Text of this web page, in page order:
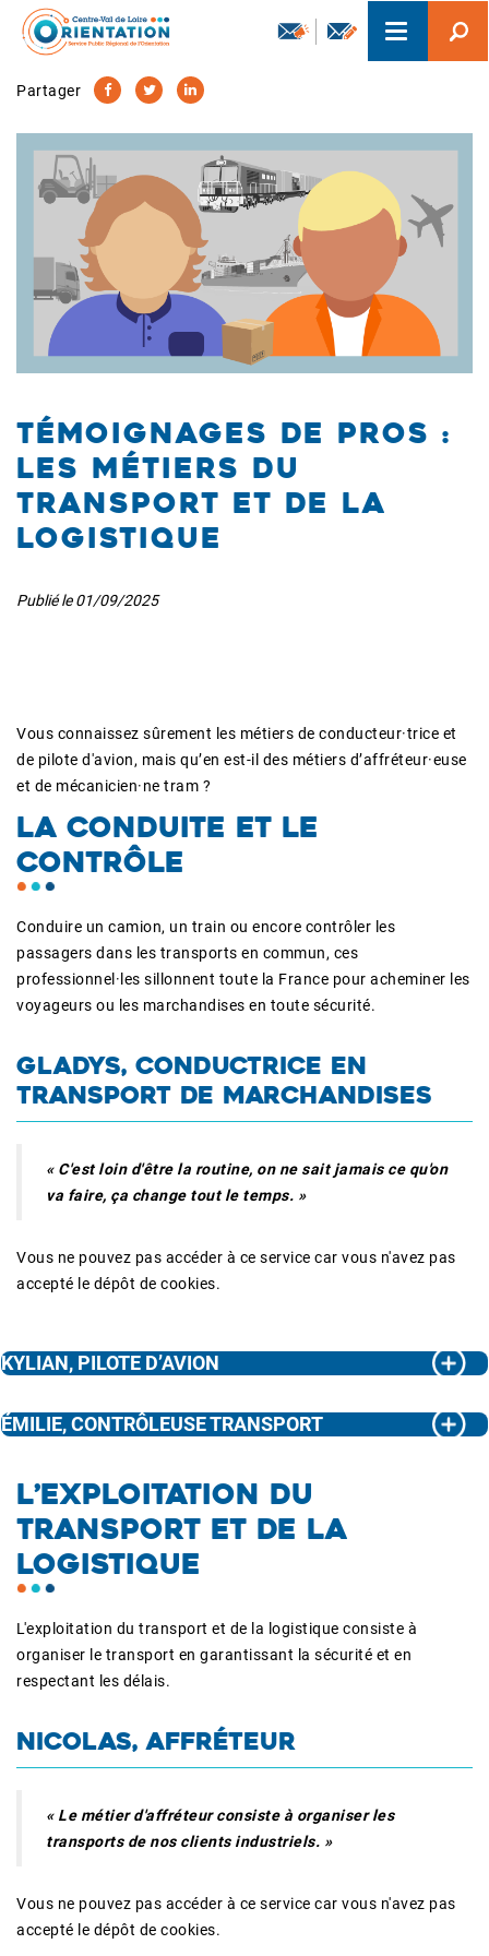
Aller
contenu
principal
Toggle
navigation
Partager
Témoignages de pros :
les métiers du
transport et de la
logistique
Publié le01/09/2025
Vous connaissez sûrement les métiers de conducteur·trice et
de pilote d'avion, mais qu’en est-il des métiers d’affréteur·euse
et de mécanicien·ne tram ?
LA CONDUITE ET LE
CONTRÔLE
Conduire un camion, un train ou encore contrôler les
passagers dans les transports en commun, ces
professionnel·les sillonnent toute la France pour acheminer les
voyageurs ou les marchandises en toute sécurité.
GLADYS, CONDUCTRICE EN
TRANSPORT DE MARCHANDISES
« C'est loin d'être la routine, on ne sait jamais ce qu'on
va faire, ça change tout le temps. »
Vous ne pouvez pas accéder à ce service car vous n'avez pas
accepté le dépôt de cookies.
KYLIAN, PILOTE D’AVION
ÉMILIE, CONTRÔLEUSE TRANSPORT
L’EXPLOITATION DU
TRANSPORT ET DE LA
LOGISTIQUE
L'exploitation du transport et de la logistique consiste à
organiser le transport en garantissant la sécurité et en
respectant les délais.
NICOLAS, AFFRÉTEUR
« Le métier d'affréteur consiste à organiser les
transports de nos clients industriels. »
Vous ne pouvez pas accéder à ce service car vous n'avez pas
accepté le dépôt de cookies.